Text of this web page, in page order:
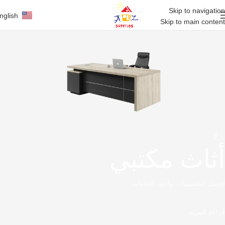
Skip to navigation
Skip to main content